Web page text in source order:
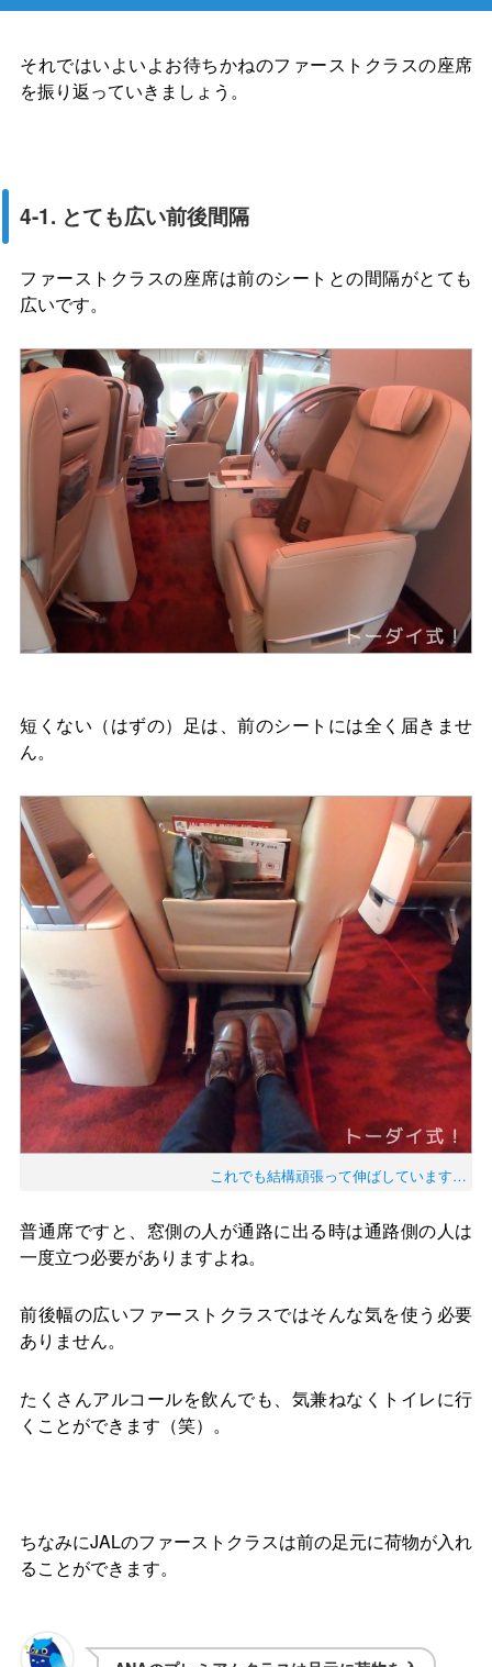
それではいよいよお待ちかねのファーストクラスの座席
を振り返っていきましょう。
4-1. とても広い前後間隔
ファーストクラスの座席は前のシートとの間隔がとても
広いです。
短くない（はずの）足は、前のシートには全く届きませ
ん。
これでも結構頑張って伸ばしています…
普通席ですと、窓側の人が通路に出る時は通路側の人は
一度立つ必要がありますよね。
前後幅の広いファーストクラスではそんな気を使う必要
ありません。
たくさんアルコールを飲んでも、気兼ねなくトイレに行
くことができます（笑）。
ちなみにJALのファーストクラスは前の足元に荷物が入れ
ることができます。